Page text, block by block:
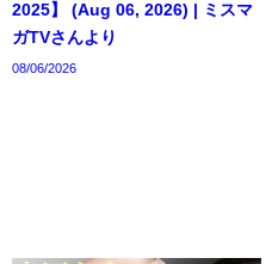
2025】 (Aug 06, 2026) | ミスマ
ガTVさんより
08/06/2026